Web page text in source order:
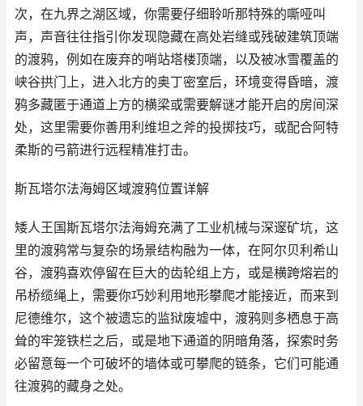
次，在九界之湖区域，你需要仔细聆听那特殊的嘶哑叫
声，声音往往指引你发现隐藏在高处岩缝或残破建筑顶端
的渡鸦，例如在废弃的哨站塔楼顶端，以及被冰雪覆盖的
峡谷拱门上，进入北方的奥丁密室后，环境变得昏暗，渡
鸦多藏匿于通道上方的横梁或需要解谜才能开启的房间深
处，这里需要你善用利维坦之斧的投掷技巧，或配合阿特
柔斯的弓箭进行远程精准打击。
斯瓦塔尔法海姆区域渡鸦位置详解
矮人王国斯瓦塔尔法海姆充满了工业机械与深邃矿坑，这
里的渡鸦常与复杂的场景结构融为一体，在阿尔贝利希山
谷，渡鸦喜欢停留在巨大的齿轮组上方，或是横跨熔岩的
吊桥缆绳上，需要你巧妙利用地形攀爬才能接近，而来到
尼德维尔，这个被遗忘的监狱废墟中，渡鸦则多栖息于高
耸的牢笼铁栏之后，或是地下通道的阴暗角落，探索时务
必留意每一个可破坏的墙体或可攀爬的链条，它们可能通
往渡鸦的藏身之处。